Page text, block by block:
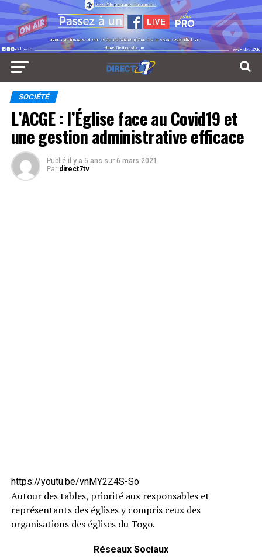
SOCIÉTÉ
L’ACGE : l’Église face au Covid19 et
une gestion administrative efficace
Publié il y a 5 ans sur 6 mars 2021
Par direct7tv
https://youtu.be/vnMY2Z4S-So
Autour des tables, priorité aux responsables et
représentants des églises y compris ceux des
organisations des églises du Togo.
Réseaux Sociaux